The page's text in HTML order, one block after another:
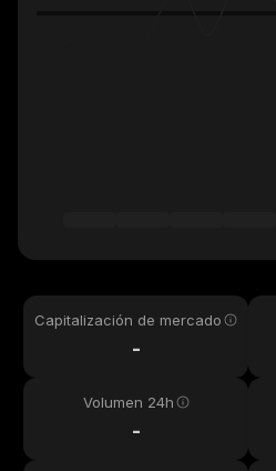
Capitalización de mercado
-
Volumen 24h
-